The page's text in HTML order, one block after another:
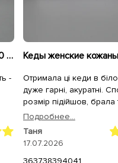
Кеды женские кожаные 596010 Белые
-
Отримала ці кеди в
дуже гарні, акуратні. Сподобалися і
розмір підійшов, брала
більші. Дякую, як
Подробнее...
Таня
17.07.2026